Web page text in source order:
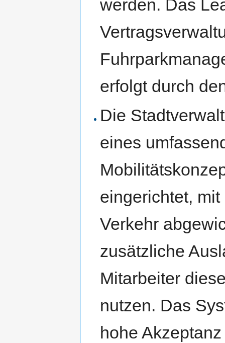
werden. Das
erfolgt durch
Die
eines
eingerichtet,
Verkehr
zusätzliche
Mitarbeiter
nutzen. Das
hohe